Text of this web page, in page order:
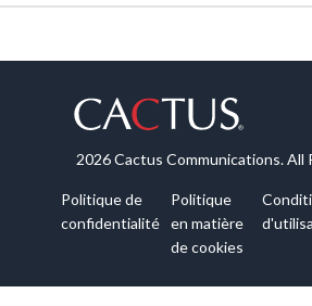
2026 Cactus Communications. All
Politique de
confidentialité
Politique
en matière
de cookies